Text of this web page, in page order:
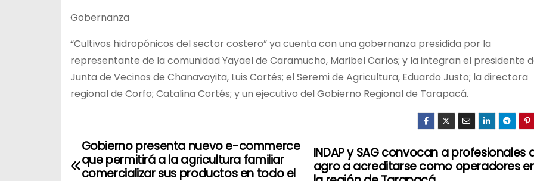
Gobernanza
“Cultivos hidropónicos del sector costero” ya cuenta con una gobernanza presidida por la
representante de la comunidad Yayael de Caramucho, Maribel Carlos; y la integran el presidente
Junta de Vecinos de Chanavayita, Luis Cortés; el Seremi de Agricultura, Eduardo Justo; la directora
regional de Corfo; Catalina Cortés; y un ejecutivo del Gobierno Regional de Tarapacá.
N
a
INDAP y SAG convocan a profesionales
agro a acreditarse como operadores
Gobierno presenta nuevo e-commerce
que permitirá a la agricultura familiar
comercializar sus productos en todo el